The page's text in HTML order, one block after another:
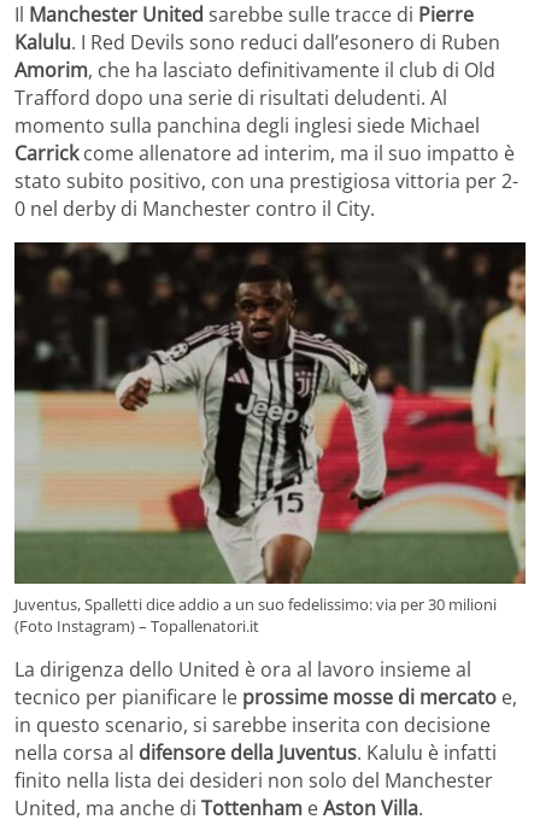
Il Manchester United sarebbe sulle tracce di Pierre
Kalulu. I Red Devils sono reduci dall’esonero di Ruben
Amorim, che ha lasciato definitivamente il club di Old
Trafford dopo una serie di risultati deludenti. Al
momento sulla panchina degli inglesi siede Michael
Carrickcome allenatore ad interim, ma il suo impatto è
stato subito positivo, con una prestigiosa vittoria per 2-
0 nel derby di Manchester contro il City.
Juventus, Spalletti dice addio a un suo fedelissimo: via per 30 milioni
(Foto Instagram) – Topallenatori.it
La dirigenza dello United è ora al lavoro insieme al
tecnico per pianificare le prossime mosse di mercato e,
in questo scenario, si sarebbe inserita con decisione
nella corsa al difensore della Juventus. Kalulu è infatti
finito nella lista dei desideri non solo del Manchester
United, ma anche di Tottenham eAston Villa.